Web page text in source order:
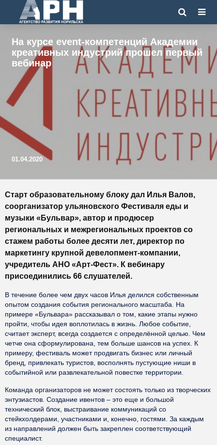
На курсе event-компетенций Академии
креативных индустрий прошел первый
вебинар
01.04.2020
Старт образовательному блоку дал Илья Валов,
соорганизатор ульяновского Фестиваля еды и
музыки «Бульвар», автор и продюсер
региональных и межрегиональных проектов со
стажем работы более десяти лет, директор по
маркетингу крупной девелопмент-компании,
учредитель АНО «Арт-Фест». К вебинару
присоединились 66 слушателей.
В течение более чем двух часов Илья делился собственным
опытом создания события регионального масштаба. На
примере «Бульвара» рассказывал о том, какие этапы нужно
пройти, чтобы идея воплотилась в жизнь. Любое событие,
считает эксперт, всегда создается с определённой целью. Чем
четче она сформулирована, тем больше шансов на успех. К
примеру, фестиваль может продвигать бизнес или личный
бренд, привлекать туристов, восполнять пустующие ниши в
событийной или развлекательной повестке территории.
Команда организаторов не может состоять только из творческих
энтузиастов. Создание ивентов – это еще и большой
технический блок, выстраивание коммуникаций со
стейкхолдерами, участниками и, конечно, гостями. За каждым
из направлений должен быть закреплен соответствующий
специалист.